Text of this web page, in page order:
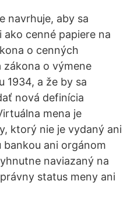
navrhuje, aby sa
cenné papiere na
o cenných
zákona o výmene
1934, a že by sa
nová definícia
mena je
ktorý nie je vydaný ani
ani orgánom
naviazaný na
status meny ani